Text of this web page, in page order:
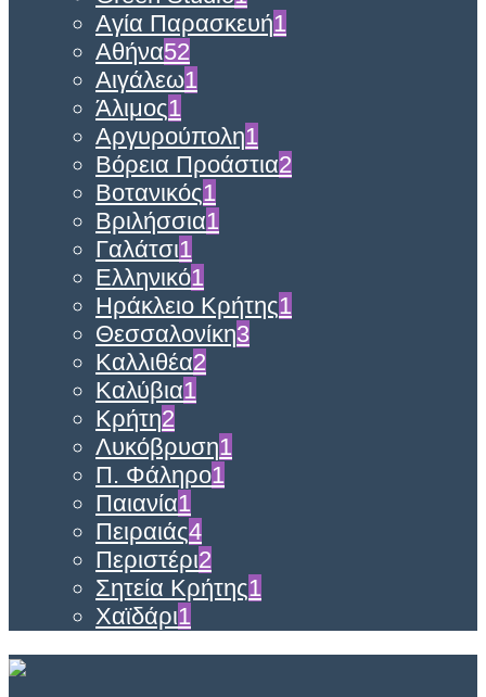
Αγία Παρασκευή1
Αθήνα52
Αιγάλεω1
Άλιμος1
Αργυρούπολη1
Βόρεια Προάστια2
Βοτανικός1
Βριλήσσια1
Γαλάτσι1
Ελληνικό1
Ηράκλειο Κρήτης1
Θεσσαλονίκη3
Καλλιθέα2
Καλύβια1
Κρήτη2
Λυκόβρυση1
Π. Φάληρο1
Παιανία1
Πειραιάς4
Περιστέρι2
Σητεία Κρήτης1
Χαϊδάρι1